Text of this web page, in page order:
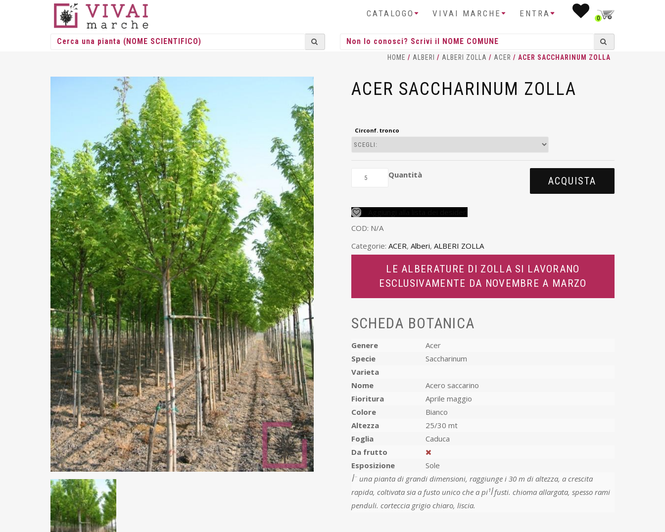
CATALOGO VIVAI MARCHE ENTRA 0
HOME / ALBERI / ALBERI ZOLLA / ACER / ACER SACCHARINUM ZOLLA
ACER SACCHARINUM ZOLLA
Circonf. tronco
Quantità
ACQUISTA
COD: N/A
Categorie: ACER, Alberi, ALBERI ZOLLA
LE ALBERATURE DI ZOLLA SI LAVORANO
ESCLUSIVAMENTE DA NOVEMBRE A MARZO
SCHEDA BOTANICA
Genere
Acer
Specie
Saccharinum
Varieta
Nome
Acero saccarino
Fioritura
Aprile maggio
Colore
Bianco
Altezza
25/30 mt
Foglia
Caduca
Da frutto
Esposizione
Sole
أ¨ una pianta di grandi dimensioni, raggiunge i 30 m di altezza, a crescita
rapida, coltivata sia a fusto unico che a piأ¹ fusti. chioma allargata, spesso rami
penduli. corteccia grigio chiaro, liscia.